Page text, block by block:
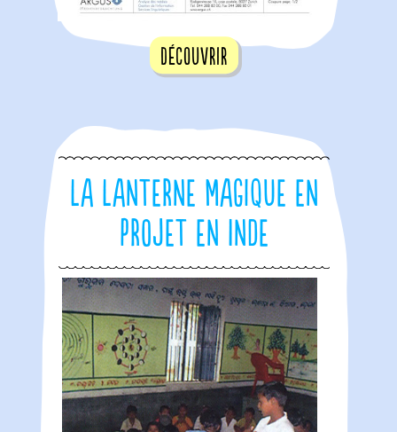
Découvrir
La Lanterne Magique en
projet en Inde